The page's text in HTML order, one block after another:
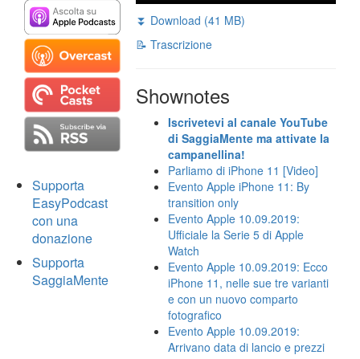
Supporta
EasyPodcast
con una
donazione
Supporta
SaggiaMente
⏬ Download (41 MB)
📝 Trascrizione
Shownotes
Iscrivetevi al canale YouTube
di SaggiaMente ma attivate la
campanellina!
Parliamo di iPhone 11 [Video]
Evento Apple iPhone 11: By
transition only
Evento Apple 10.09.2019:
Ufficiale la Serie 5 di Apple
Watch
Evento Apple 10.09.2019: Ecco
iPhone 11, nelle sue tre varianti
e con un nuovo comparto
fotografico
Evento Apple 10.09.2019:
Arrivano data di lancio e prezzi